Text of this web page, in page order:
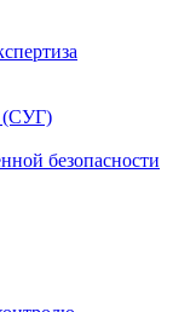
(СУГ)
безопасности